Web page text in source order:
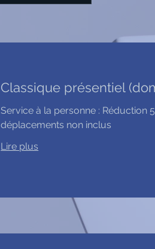
Classique présentiel
Service à la personne : Réduction
déplacements non inclus
Lire plus